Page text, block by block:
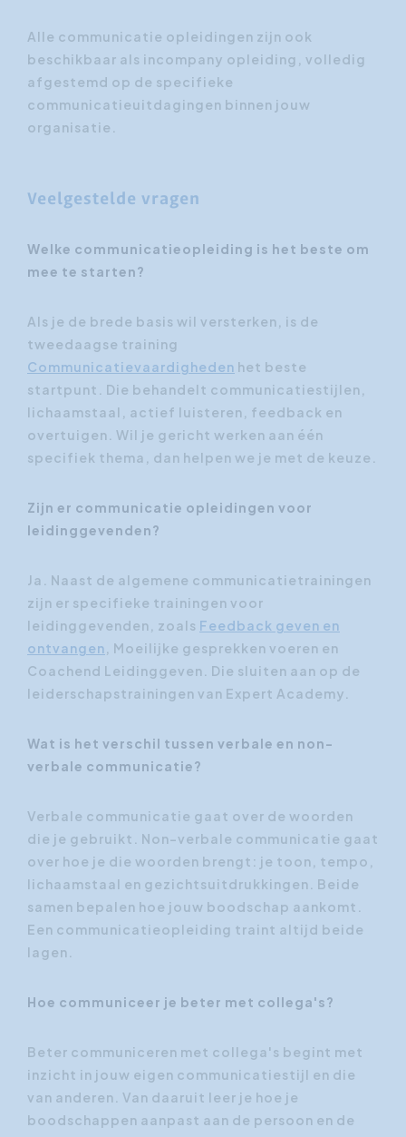
Alle communicatie opleidingen zijn ook
beschikbaar als incompany opleiding, volledig
afgestemd op de specifieke
communicatieuitdagingen binnen jouw
organisatie.
Veelgestelde vragen
Welke communicatieopleiding is het beste om
mee te starten?
Als je de brede basis wil versterken, is de
tweedaagse training
Communicatievaardigheden het beste
startpunt. Die behandelt communicatiestijlen,
lichaamstaal, actief luisteren, feedback en
overtuigen. Wil je gericht werken aan één
specifiek thema, dan helpen we je met de keuze.
Zijn er communicatie opleidingen voor
leidinggevenden?
Ja. Naast de algemene communicatietrainingen
zijn er specifieke trainingen voor
leidinggevenden, zoals Feedback geven en
ontvangen , Moeilijke gesprekken voeren en
Coachend Leidinggeven. Die sluiten aan op de
leiderschapstrainingen van Expert Academy.
Wat is het verschil tussen verbale en non-
verbale communicatie?
Verbale communicatie gaat over de woorden
die je gebruikt. Non-verbale communicatie gaat
over hoe je die woorden brengt: je toon, tempo,
lichaamstaal en gezichtsuitdrukkingen. Beide
samen bepalen hoe jouw boodschap aankomt.
Een communicatieopleiding traint altijd beide
lagen.
Hoe communiceer je beter met collega's?
Beter communiceren met collega's begint met
inzicht in jouw eigen communicatiestijl en die
van anderen. Van daaruit leer je hoe je
boodschappen aanpast aan de persoon en de